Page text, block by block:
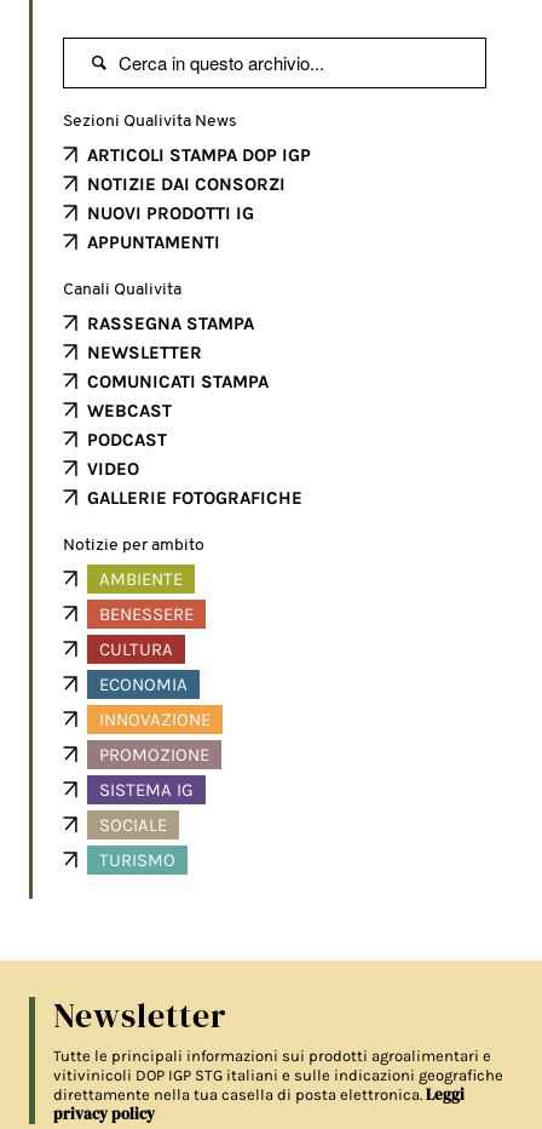

Sezioni Qualivita News
ARTICOLI STAMPA DOP IGP
NOTIZIE DAI CONSORZI
NUOVI PRODOTTI IG
APPUNTAMENTI
Canali Qualivita
RASSEGNA STAMPA
NEWSLETTER
COMUNICATI STAMPA
WEBCAST
PODCAST
VIDEO
GALLERIE FOTOGRAFICHE
Notizie per ambito
AMBIENTE
BENESSERE
CULTURA
ECONOMIA
INNOVAZIONE
PROMOZIONE
SISTEMA IG
SOCIALE
TURISMO
Newsletter
Tutte le principali informazioni sui prodotti agroalimentari e
vitivinicoli DOP IGP STG italiani e sulle indicazioni geografiche
direttamente nella tua casella di posta elettronica.Leggi
privacy policy